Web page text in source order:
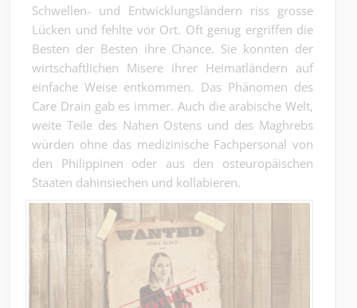
Schwellen- und Entwicklungsländern riss grosse
Lücken und fehlte vor Ort. Oft genug ergriffen die
Besten der Besten ihre Chance. Sie konnten der
wirtschaftlichen Misere ihrer Heimatländern auf
einfache Weise entkommen. Das Phänomen des
Care Drain gab es immer. Auch die arabische Welt,
weite Teile des Nahen Ostens und des Maghrebs
würden ohne das medizinische Fachpersonal von
den Philippinen oder aus den osteuropäischen
Staaten dahinsiechen und kollabieren.